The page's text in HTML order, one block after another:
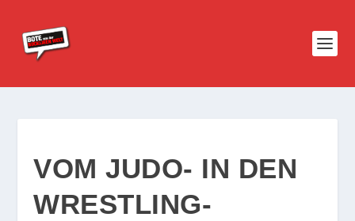
VOM JUDO- IN DEN
WRESTLING-